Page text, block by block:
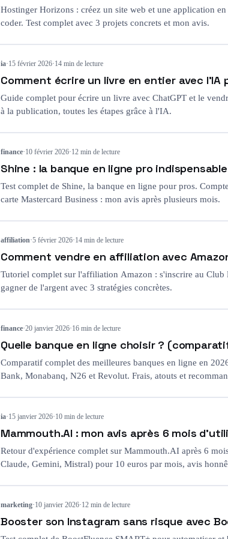
Hostinger Horizons : créez un site web et une application
coder. Test complet avec 3 projets concrets et mon avis.
ia·15 février 2026·14 min de lecture
Comment écrire un livre en entier avec l'IA
Guide complet pour écrire un livre avec ChatGPT et le
à la publication, toutes les étapes grâce à l'IA.
finance·10 février 2026·12 min de lecture
Shine : la banque en ligne pro
Test complet de Shine, la banque en ligne pour pros.
carte Mastercard Business : mon avis après plusieurs mois.
affiliation·5 février 2026·14 min de lecture
Comment vendre en affiliation avec
Tutoriel complet sur l'affiliation Amazon : s'inscrire au Club
gagner de l'argent avec 3 stratégies concrètes.
finance·20 janvier 2026·16 min de lecture
Quelle banque en ligne choisir ?
Comparatif complet des meilleures banques en ligne en
Bank, Monabanq, N26 et Revolut. Frais, atouts et
ia·15 janvier 2026·10 min de lecture
Mammouth.AI : mon avis après 6 mois
Retour d'expérience complet sur Mammouth.AI après 6
Claude, Gemini, Mistral) pour 10 euros par mois, avis
marketing·10 janvier 2026·12 min de lecture
Booster son Instagram sans risque avec